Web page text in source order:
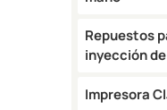
Repuestos
inyección
Impresora